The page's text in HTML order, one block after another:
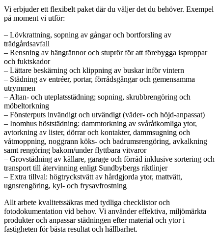
Vi erbjuder ett flexibelt paket där du väljer det du behöver. Exempel
på moment vi utför:
– Lövkrattning, sopning av gångar och bortforsling av
trädgårdsavfall
– Rensning av hängrännor och stuprör för att förebygga isproppar
och fuktskador
– Lättare beskärning och klippning av buskar inför vintern
– Städning av entréer, portar, förrådsgångar och gemensamma
utrymmen
– Altan- och uteplatsstädning; sopning, skrubbrengöring och
möbeltorkning
– Fönsterputs invändigt och utvändigt (väder- och höjd-anpassat)
– Inomhus höststädning: dammtorkning av svåråtkomliga ytor,
avtorkning av lister, dörrar och kontakter, dammsugning och
våtmoppning, noggrann köks- och badrumsrengöring, avkalkning
samt rengöring bakom/under flyttbara vitvaror
– Grovstädning av källare, garage och förråd inklusive sortering och
transport till återvinning enligt Sundbybergs riktlinjer
– Extra tillval: högtryckstvätt av hårdgjorda ytor, mattvätt,
ugnsrengöring, kyl- och frysavfrostning
Allt arbete kvalitetssäkras med tydliga checklistor och
fotodokumentation vid behov. Vi använder effektiva, miljömärkta
produkter och anpassar städningen efter material och ytor i
fastigheten för bästa resultat och hållbarhet.